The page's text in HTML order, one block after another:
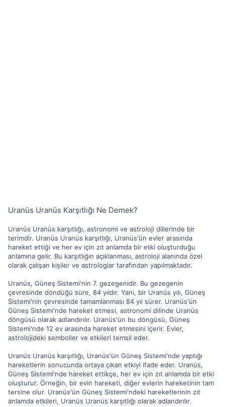
Uranüs Uranüs Karşıtlığı Ne Demek?
Uranüs Uranüs karşıtlığı, astronomi ve astroloji dillerinde bir
terimdir. Uranüs Uranüs karşıtlığı, Uranüs'ün evler arasında
hareket ettiği ve her ev için zıt anlamda bir etki oluşturduğu
anlamına gelir. Bu karşıtlığın açıklanması, astroloji alanında özel
olarak çalışan kişiler ve astrologlar tarafından yapılmaktadır.
Uranüs, Güneş Sistemi'nin 7. gezegenidir. Bu gezegenin
çevresinde döndüğü süre, 84 yıldır. Yani, bir Uranüs yılı, Güneş
Sistemi'nin çevresinde tamamlanması 84 yıl sürer. Uranüs'ün
Güneş Sistemi'nde hareket etmesi, astronomi dilinde Uranüs
döngüsü olarak adlandırılır. Uranüs'ün bu döngüsü, Güneş
Sistemi'nde 12 ev arasında hareket etmesini içerir. Evler,
astrolojideki semboller ve etkileri temsil eder.
Uranüs Uranüs karşıtlığı, Uranüs'ün Güneş Sistemi'nde yaptığı
hareketlerin sonucunda ortaya çıkan etkiyi ifade eder. Uranüs,
Güneş Sistemi'nde hareket ettikçe, her ev için zıt anlamda bir etki
oluşturur. Örneğin, bir evin hareketi, diğer evlerin hareketinin tam
tersine olur. Uranüs'ün Güneş Sistemi'ndeki hareketlerinin zıt
anlamda etkileri, Uranüs Uranüs karşıtlığı olarak adlandırılır.